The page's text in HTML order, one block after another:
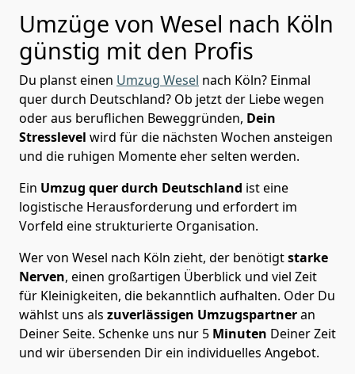
Umzüge von Wesel nach Köln
günstig mit den Profis
Du planst einen Umzug Wesel nach Köln? Einmal
quer durch Deutschland? Ob jetzt der Liebe wegen
oder aus beruflichen Beweggründen, Dein
Stresslevel wird für die nächsten Wochen ansteigen
und die ruhigen Momente eher selten werden.
Ein Umzug quer durch Deutschland ist eine
logistische Herausforderung und erfordert im
Vorfeld eine strukturierte Organisation.
Wer von Wesel nach Köln zieht, der benötigtstarke
Nerven, einen großartigen Überblick und viel Zeit
für Kleinigkeiten, die bekanntlich aufhalten. Oder Du
wählst uns als zuverlässigen Umzugspartneran
Deiner Seite. Schenke uns nur 5 Minuten Deiner Zeit
und wir übersenden Dir ein individuelles Angebot.